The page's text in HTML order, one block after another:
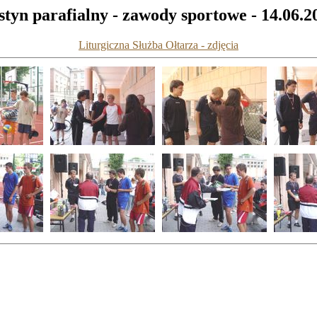
parafialny - zawody sportowe -
Liturgiczna Służba Ołtarza - zdjęcia